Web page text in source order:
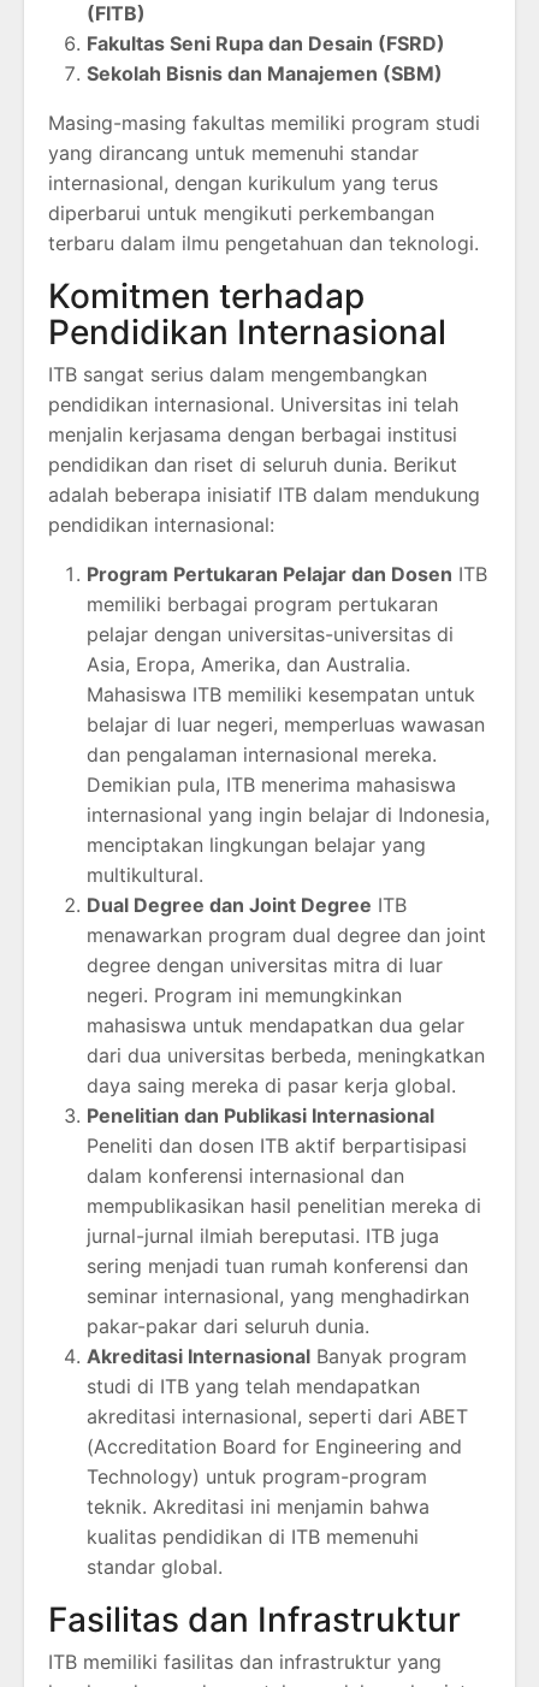
(FITB)
Fakultas Seni Rupa dan Desain (FSRD)
Sekolah Bisnis dan Manajemen (SBM)
Masing-masing fakultas memiliki program studi
yang dirancang untuk memenuhi standar
internasional, dengan kurikulum yang terus
diperbarui untuk mengikuti perkembangan
terbaru dalam ilmu pengetahuan dan teknologi.
Komitmen terhadap
Pendidikan Internasional
ITB sangat serius dalam mengembangkan
pendidikan internasional. Universitas ini telah
menjalin kerjasama dengan berbagai institusi
pendidikan dan riset di seluruh dunia. Berikut
adalah beberapa inisiatif ITB dalam mendukung
pendidikan internasional:
Program Pertukaran Pelajar dan Dosen ITB
memiliki berbagai program pertukaran
pelajar dengan universitas-universitas di
Asia, Eropa, Amerika, dan Australia.
Mahasiswa ITB memiliki kesempatan untuk
belajar di luar negeri, memperluas wawasan
dan pengalaman internasional mereka.
Demikian pula, ITB menerima mahasiswa
internasional yang ingin belajar di Indonesia,
menciptakan lingkungan belajar yang
multikultural.
Dual Degree dan Joint Degree ITB
menawarkan program dual degree dan joint
degree dengan universitas mitra di luar
negeri. Program ini memungkinkan
mahasiswa untuk mendapatkan dua gelar
dari dua universitas berbeda, meningkatkan
daya saing mereka di pasar kerja global.
Penelitian dan Publikasi Internasional
Peneliti dan dosen ITB aktif berpartisipasi
dalam konferensi internasional dan
mempublikasikan hasil penelitian mereka di
jurnal-jurnal ilmiah bereputasi. ITB juga
sering menjadi tuan rumah konferensi dan
seminar internasional, yang menghadirkan
pakar-pakar dari seluruh dunia.
Akreditasi Internasional Banyak program
studi di ITB yang telah mendapatkan
akreditasi internasional, seperti dari ABET
(Accreditation Board for Engineering and
Technology) untuk program-program
teknik. Akreditasi ini menjamin bahwa
kualitas pendidikan di ITB memenuhi
standar global.
Fasilitas dan Infrastruktur
ITB memiliki fasilitas dan infrastruktur yang